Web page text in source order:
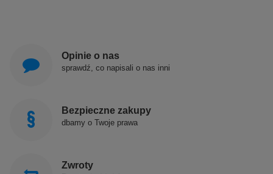
Opinie o nas
sprawdź, co napisali o nas inni
Bezpieczne zakupy
dbamy o Twoje prawa
Zwroty